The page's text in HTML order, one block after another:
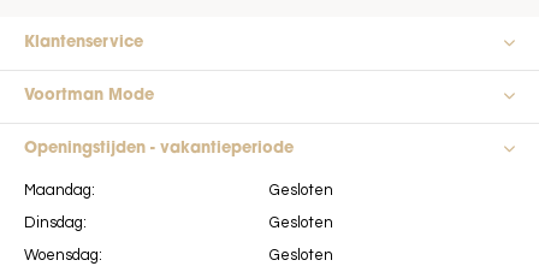
Klantenservice
Voortman Mode
Openingstijden - vakantieperiode
Maandag:
Dinsdag:
Woensdag:
Gesloten
Gesloten
Gesloten